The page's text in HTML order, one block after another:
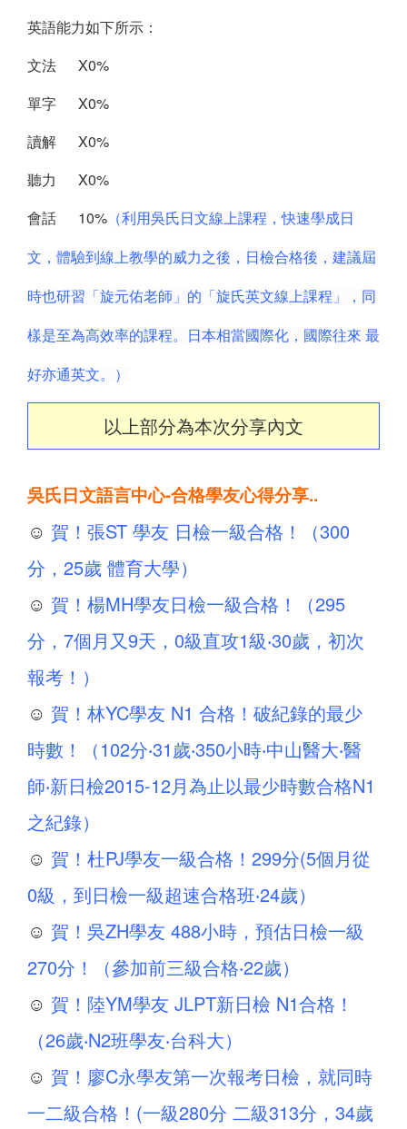
英語能力如下所示：
文法 X0%
單字 X0%
讀解 X0%
聽力 X0%
會話 10% （利用吳氏日文線上課程，快速學成日
文，體驗到線上教學的威力之後，日檢合格後，建議屆
時也研習「旋元佑老師」的「旋氏英文線上課程」，同
樣是至為高效率的課程。日本相當國際化，國際往來 最
好亦通英文。）
以上部分為本次分享內文
吳氏日文語言中心-合格學友心得分享..
☺ 賀！張ST 學友 日檢一級合格！（300
分，25歲 體育大學）
☺ 賀！楊MH學友日檢一級合格！（295
分，7個月又9天，0級直攻1級‧30歲，初次
報考！）
☺ 賀！林YC學友 N1 合格！破紀錄的最少
時數！（102分‧31歲‧350小時‧中山醫大‧醫
師‧新日檢2015-12月為止以最少時數合格N1
之紀錄）
☺ 賀！杜PJ學友一級合格！299分(5個月從
0級，到日檢一級超速合格班‧24歲）
☺ 賀！吳ZH學友 488小時，預估日檢一級
270分！（參加前三級合格‧22歲）
☺ 賀！陸YM學友 JLPT新日檢 N1合格！
（26歲‧N2班學友‧台科大）
☺ 賀！廖C永學友第一次報考日檢，就同時
一二級合格！(一級280分 二級313分，34歲